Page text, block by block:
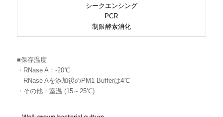
シークエンシング
PCR
制限酵素消化
■保存温度
・RNase A：-20℃
RNase Aを添加後のPM1 Bufferは4℃
・その他：室温 (15～25℃)